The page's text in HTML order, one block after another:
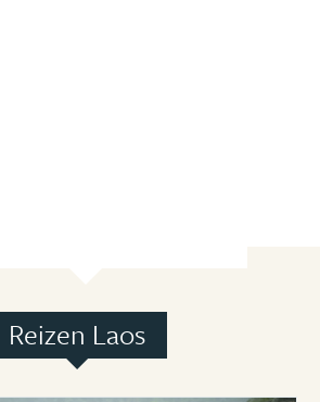
Reizen Laos